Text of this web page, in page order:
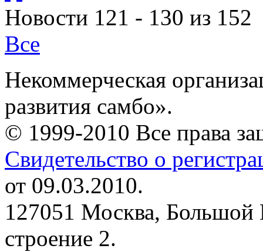
Новости 121 - 130 из 152
Все
Некоммерческая
развития самбо».
© 1999-2010 Все права
Свидетельство о
от 09.03.2010.
127051 Москва, Большой
строение 2.